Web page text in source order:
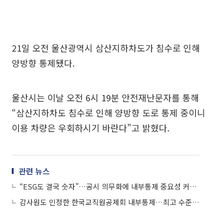
21일 오전 울산광역시 삼산지하차도가 침수로 인해
양방향 통제됐다.
울산시는 이날 오전 6시 19분 안전재난문자를 통해
“삼산지하차도 침수로 인해 양방향 도로 통제 중이니
이용 차량은 우회하시기 바란다”고 밝혔다.
관련 뉴스
“ESG도 결국 숫자”…공시 의무화에 내부통제 중요성 커진다
감사원도 인정한 한국교직원공제회 내부통제…최고 수준 A등급 획득